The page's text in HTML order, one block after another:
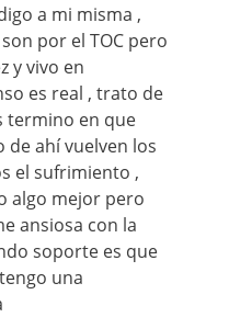
a mi misma ,
por el TOC pero
y vivo en
es real , trato de
termino en que
de ahí vuelven los
el sufrimiento ,
algo mejor pero
ansiosa con la
soporte es que
una